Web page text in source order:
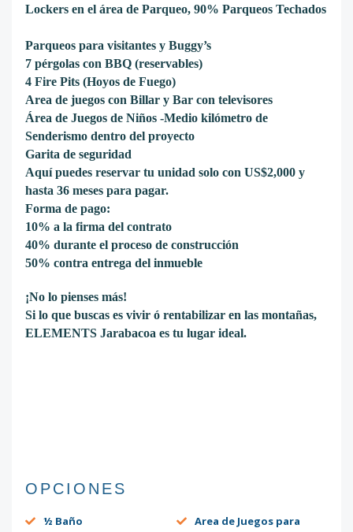
Lockers en el área de Parqueo, 90% Parqueos Techados
Parqueos para visitantes y Buggy’s
7 pérgolas con BBQ (reservables)
4 Fire Pits (Hoyos de Fuego)
Area de juegos con Billar y Bar con televisores
Área de Juegos de Niños -Medio kilómetro de
Senderismo dentro del proyecto
Garita de seguridad
Aquí puedes reservar tu unidad solo con US$2,000 y
hasta 36 meses para pagar.
Forma de pago:
10% a la firma del contrato
40% durante el proceso de construcción
50% contra entrega del inmueble
¡No lo pienses más!
Si lo que buscas es vivir ó rentabilizar en las montañas,
ELEMENTS Jarabacoa es tu lugar ideal.
OPCIONES
½ Baño
Area de Juegos para